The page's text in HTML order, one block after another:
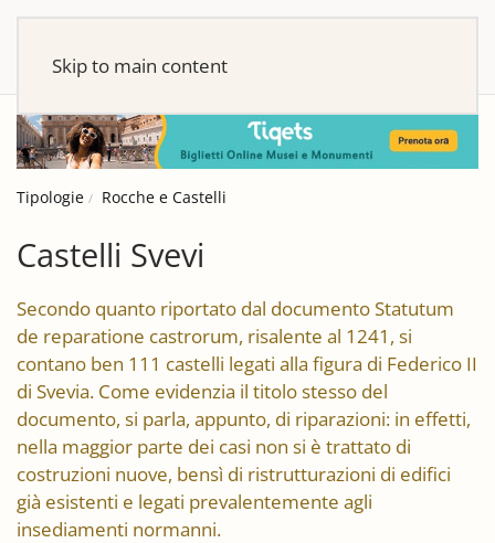
Skip to main content
Tipologie Rocche e Castelli
Castelli Svevi
Secondo quanto riportato dal documento Statutum
de reparatione castrorum, risalente al 1241, si
contano ben 111 castelli legati alla figura di Federico II
di Svevia. Come evidenzia il titolo stesso del
documento, si parla, appunto, di riparazioni: in effetti,
nella maggior parte dei casi non si è trattato di
costruzioni nuove, bensì di ristrutturazioni di edifici
già esistenti e legati prevalentemente agli
insediamenti normanni.